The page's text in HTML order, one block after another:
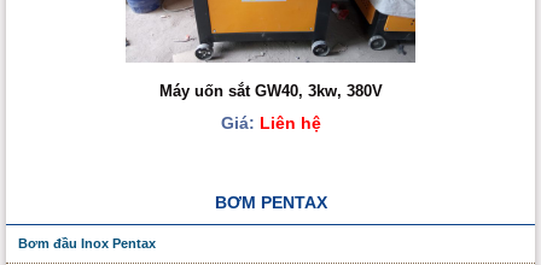
Máy uốn sắt GW40, 3kw, 380V
Giá: Liên hệ
BƠM PENTAX
Bơm đầu Inox Pentax